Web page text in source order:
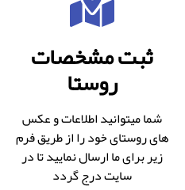
ثبت مشخصات
روستا
شما میتوانید اطلاعات و عکس
های روستای خود را از طریق فرم
زیر برای ما ارسال نمایید تا در
سایت درج گردد